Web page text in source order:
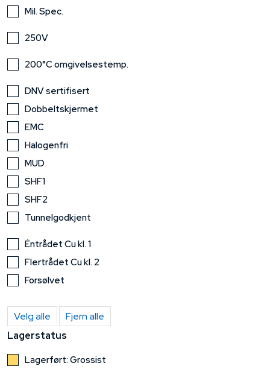
Mil. Spec.
250V
200°C omgivelsestemp.
DNV sertifisert
Dobbeltskjermet
EMC
Halogenfri
MUD
SHF1
SHF2
Tunnelgodkjent
Éntrådet Cu kl. 1
Flertrådet Cu kl. 2
Forsølvet
Velg alle
Fjern alle
Lagerstatus
Lagerført: Grossist